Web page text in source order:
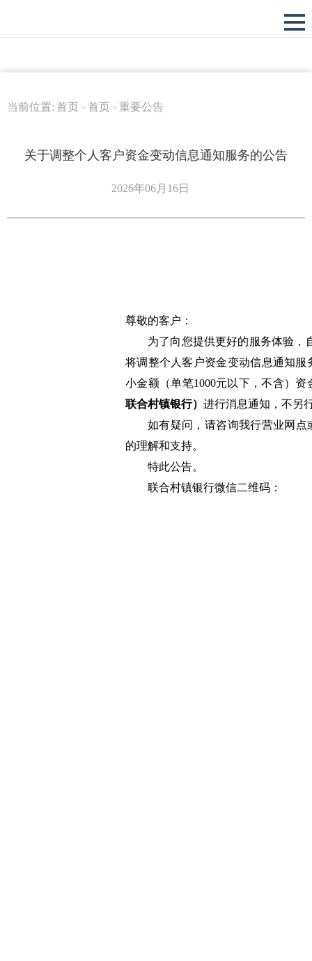
当前位置: 首页 > 首页 > 重要公告
关于调整个人客户资金变动信息通知服务的公告
2026年06月16日
尊敬的客户：
为了向您提供更好的服务体验，
将调整个人客户资金变动信息通知
小金额（单笔1000元以下，不含）
联合村镇银行） 进行消息通知，不另
如有疑问，请咨询我行营业网点
的理解和支持。
特此公告。
联合村镇银行微信二维码：